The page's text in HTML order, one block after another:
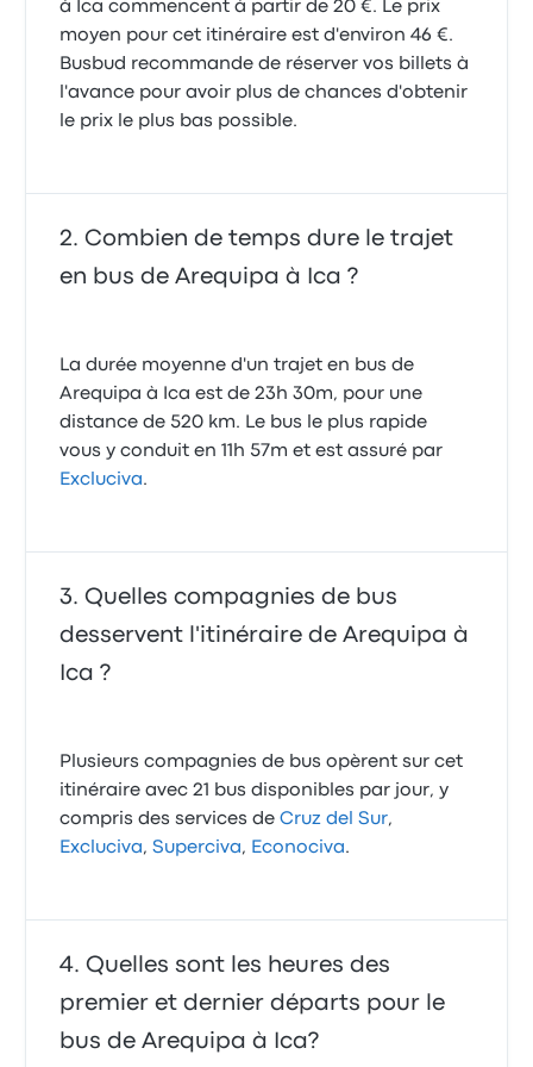
parce fuerte … no recomiendo !!! Aucun confort.Pour
une si longue distance -10h- il faut au moins pouvoir
s’incliner un peu pour dormir. Il n’y avait même pas
de prise USB pour charger son téléphone. Honteux.
Arnaud L.
à Ica commencent à partir de 20 €. Le prix
moyen pour cet itinéraire est d'environ 46 €.
Busbud recommande de réserver vos billets à
l'avance pour avoir plus de chances d'obtenir
le prix le plus bas possible.
Combien de temps dure le trajet
en bus de Arequipa à Ica ?
La durée moyenne d'un trajet en bus de
Arequipa à Ica est de 23h 30m, pour une
distance de 520 km. Le bus le plus rapide
vous y conduit en 11h 57m et est assuré par
Excluciva.
Quelles compagnies de bus
desservent l'itinéraire de Arequipa à
Ica ?
Plusieurs compagnies de bus opèrent sur cet
itinéraire avec 21 bus disponibles par jour, y
compris des services deCruz del Sur,
Excluciva,Superciva, Econociva.
Quelles sont les heures des
premier et dernier départs pour le
bus de Arequipa à Ica?